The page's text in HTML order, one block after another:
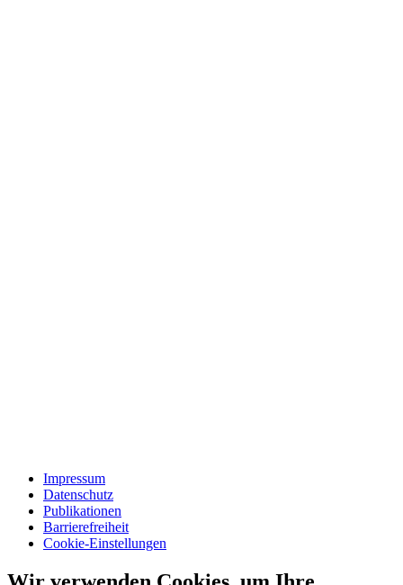
Impressum
Datenschutz
Publikationen
Barrierefreiheit
Cookie-Einstellungen